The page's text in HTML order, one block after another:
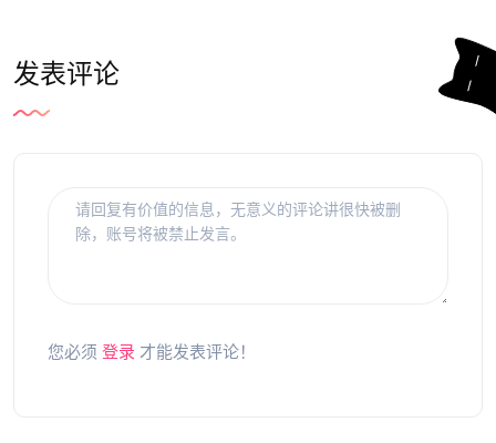
发表评论
您必须 登录 才能发表评论！